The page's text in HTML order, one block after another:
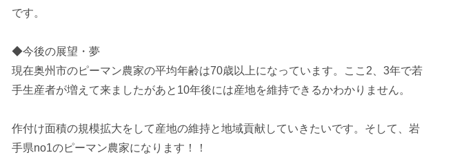
です。
◆今後の展望・夢
現在奥州市のピーマン農家の平均年齢は70歳以上になっています。ここ2、3年で若
手生産者が増えて来ましたがあと10年後には産地を維持できるかわかりません。
作付け面積の規模拡大をして産地の維持と地域貢献していきたいです。そして、岩
手県no1のピーマン農家になります！！